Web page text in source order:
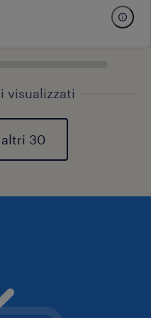
visualizzati
30